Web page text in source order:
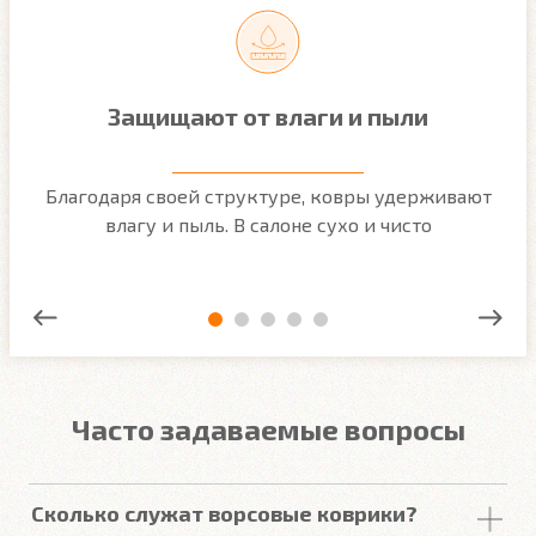
Защищают от влаги и пыли
Благодаря своей структуре, ковры удерживают
влагу и пыль. В салоне сухо и чисто
Часто задаваемые вопросы
Сколько служат ворсовые коврики?